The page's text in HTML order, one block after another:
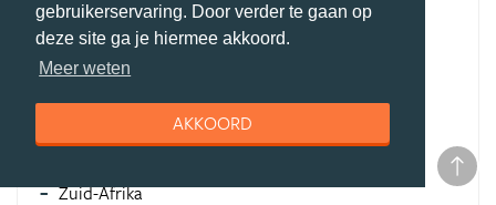
gebruikerservaring. Door verder te gaan op
deze site ga je hiermee akkoord.
Meer weten
AKKOORD
Pluspunten PANGEA Travel
mooie verblijven
goede service
Bezochte landen
Zuid-Afrika